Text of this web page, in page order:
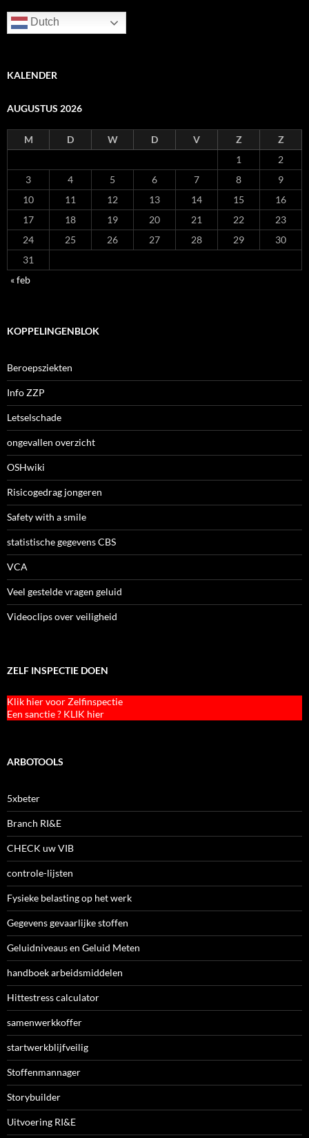
Dutch
KALENDER
AUGUSTUS 2026
M D W D V Z
Z
1
2
3
4 5 6 7 8
9
10
11 12 13 14 15
16
17
18 19 20 21 22
23
24
25 26 27 28 29
30
31
« feb
KOPPELINGENBLOK
Beroepsziekten
Info ZZP
Letselschade
ongevallen overzicht
OSHwiki
Risicogedrag jongeren
Safety with a smile
statistische gegevens CBS
VCA
Veel gestelde vragen geluid
Videoclips over veiligheid
ZELF INSPECTIE DOEN
Klik hier voor Zelfinspectie
Een sanctie ? KLIK hier
ARBOTOOLS
5xbeter
Branch RI&E
CHECK uw VIB
controle-lijsten
Fysieke belasting op het werk
Gegevens gevaarlijke stoffen
Geluidniveaus en Geluid Meten
handboek arbeidsmiddelen
Hittestress calculator
samenwerkkoffer
startwerkblijfveilig
Stoffenmannager
Storybuilder
Uitvoering RI&E